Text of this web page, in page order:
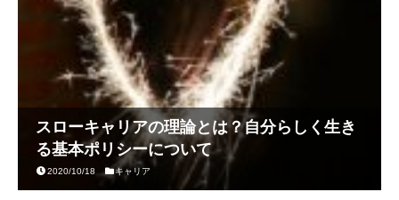
スローキャリアの理論とは？自分らしく生き
る基本ポリシーについて
2020/10/18 キャリア